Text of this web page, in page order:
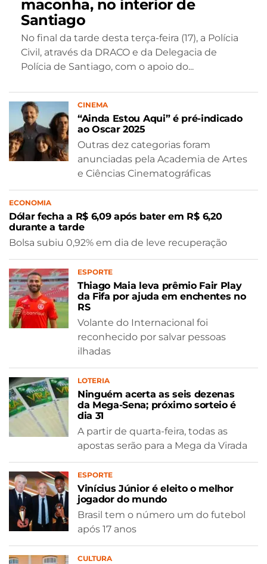
maconha, no interior de
Santiago
No final da tarde desta terça-feira (17), a Polícia
Civil, através da DRACO e da Delegacia de
Polícia de Santiago, com o apoio do...
CINEMA
“Ainda Estou Aqui” é pré-indicado
ao Oscar 2025
Outras dez categorias foram
anunciadas pela Academia de Artes
e Ciências Cinematográficas
ECONOMIA
Dólar fecha a R$ 6,09 após bater em R$ 6,20
durante a tarde
Bolsa subiu 0,92% em dia de leve recuperação
ESPORTE
Thiago Maia leva prêmio Fair Play
da Fifa por ajuda em enchentes no
RS
Volante do Internacional foi
reconhecido por salvar pessoas
ilhadas
LOTERIA
Ninguém acerta as seis dezenas
da Mega-Sena; próximo sorteio é
dia 31
A partir de quarta-feira, todas as
apostas serão para a Mega da Virada
ESPORTE
Vinícius Júnior é eleito o melhor
jogador do mundo
Brasil tem o número um do futebol
após 17 anos
CULTURA